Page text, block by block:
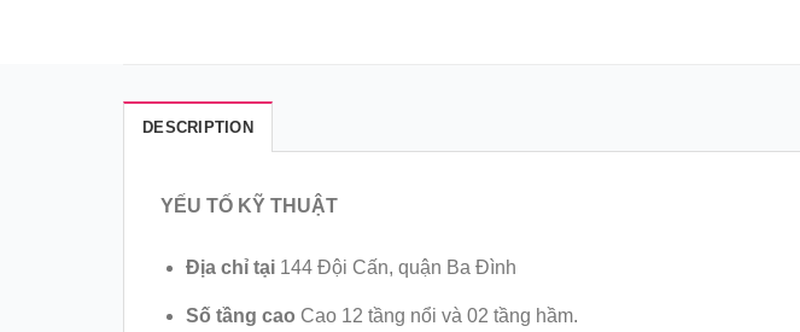
DESCRIPTION
YẾU TỐ KỸ THUẬT
Địa chỉ tại 144 Đội Cấn, quận Ba Đình
Số tầng cao Cao 12 tầng nổi và 02 tầng hầm.